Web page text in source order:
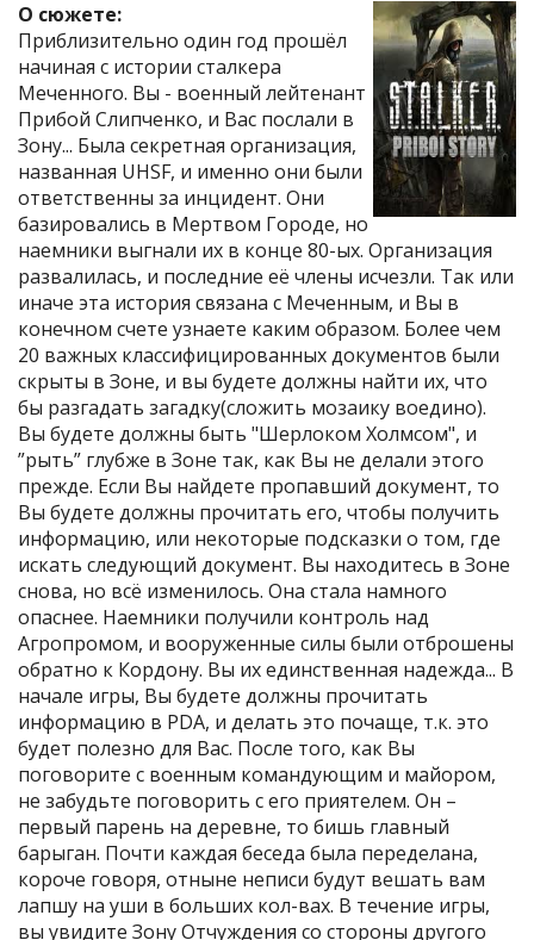
О сюжете:
Приблизительно один год прошёл
начиная с истории сталкера
Меченного. Вы - военный лейтенант
Прибой Слипченко, и Вас послали в
Зону... Была секретная организация,
названная UHSF, и именно они были
ответственны за инцидент. Они
базировались в Мертвом Городе, но
наемники выгнали их в конце 80-ых. Организация
развалилась, и последние её члены исчезли. Так или
иначе эта история связана с Меченным, и Вы в
конечном счете узнаете каким образом. Более чем
20 важных классифицированных документов были
скрыты в Зоне, и вы будете должны найти их, что
бы разгадать загадку(сложить мозаику воедино).
Вы будете должны быть "Шерлоком Холмсом", и
”рыть” глубже в Зоне так, как Вы не делали этого
прежде. Если Вы найдете пропавший документ, то
Вы будете должны прочитать его, чтобы получить
информацию, или некоторые подсказки о том, где
искать следующий документ. Вы находитесь в Зоне
снова, но всё изменилось. Она стала намного
опаснее. Наемники получили контроль над
Агропромом, и вооруженные силы были отброшены
обратно к Кордону. Вы их единственная надежда... В
начале игры, Вы будете должны прочитать
информацию в PDA, и делать это почаще, т.к. это
будет полезно для Вас. После того, как Вы
поговорите с военным командующим и майором,
не забудьте поговорить с его приятелем. Он –
первый парень на деревне, то бишь главный
барыган. Почти каждая беседа была переделана,
короче говоря, отныне неписи будут вешать вам
лапшу на уши в больших кол-вах. В течение игры,
вы увидите Зону Отчуждения со стороны другого